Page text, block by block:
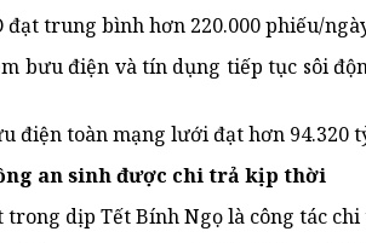
đạt trung bình hơn 220.000 phiếu/
bưu điện và tín dụng tiếp tục sôi
điện toàn mạng lưới đạt hơn 94.320
an sinh được chi trả kịp thời
dịp Tết Bính Ngọ là công tác chi